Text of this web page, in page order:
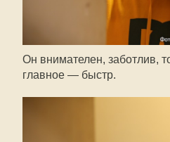
Он внимателен, заботлив,
главное — быстр.